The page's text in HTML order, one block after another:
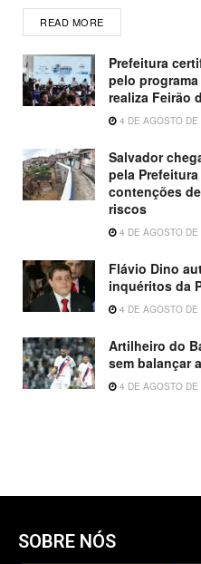
READ MORE
Prefeitura
pelo
realiza Feirão
4 DE AGOSTO DE
Salvador
pela
contenções
riscos
4 DE AGOSTO DE
Flávio Dino
inquéritos da
4 DE AGOSTO DE
Artilheiro do
sem balançar
4 DE AGOSTO DE
SOBRE NÓS